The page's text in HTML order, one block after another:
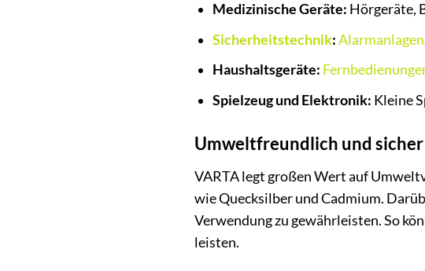
Medizinische Geräte: Hörgeräte,
Sicherheitstechnik:Alarmanlagen
Haushaltsgeräte:
Spielzeug und Elektronik: Kleine
Umweltfreundlich und sicher
VARTA legt großen Wert auf
wie Quecksilber und Cadmium.
Verwendung zu gewährleisten. So
leisten.